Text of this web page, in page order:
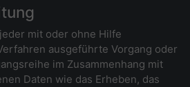
mit oder ohne Hilfe
ausgeführte Vorgang oder
im Zusammenhang mit
Daten wie das Erheben, das